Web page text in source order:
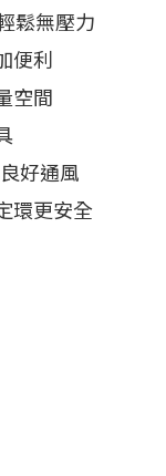
鬆無壓力
便利
空間
好通風
環更安全